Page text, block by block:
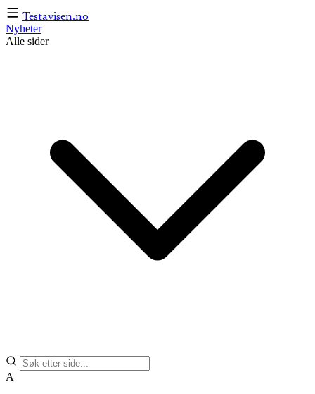
Testavisen.no
Nyheter
Alle sider
A